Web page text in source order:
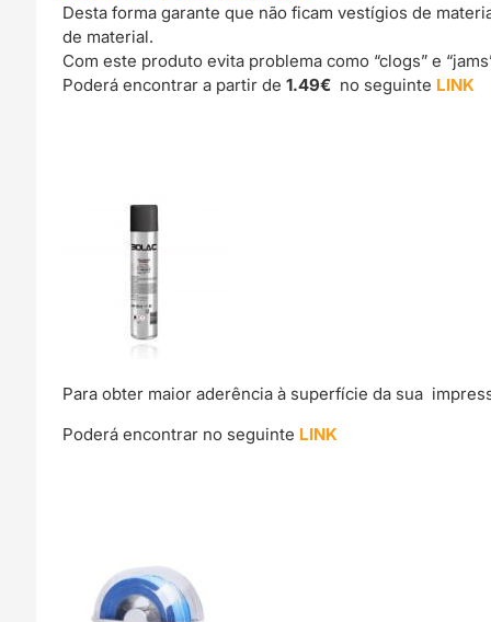
Desta forma garante que não ficam vestígios de
de material.
Com este produto evita problema como “clogs” e
Poderá encontrar a partir de1.49€ no seguinte LINK
Para obter maior aderência à superfície da sua
Poderá encontrar no seguinte LINK